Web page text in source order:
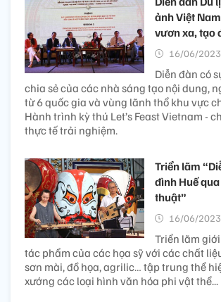
ảnh Việt
vươn xa, tạo
16/06/2023
Diễn đàn có
chia sẻ của các nhà sáng tạo nội dung,
từ 6 quốc gia và vùng lãnh thổ khu vực
Hành trình kỳ thú Let’s Feast Vietnam -
thực tế trải nghiệm.
Triển lãm
đình Huế
thuật”
16/06/2023
Triển lãm
tác phẩm của các họa sỹ với các chất
sơn mài, đồ họa, agrilic… tập trung thể
xướng các loại hình văn hóa phi vật thể...